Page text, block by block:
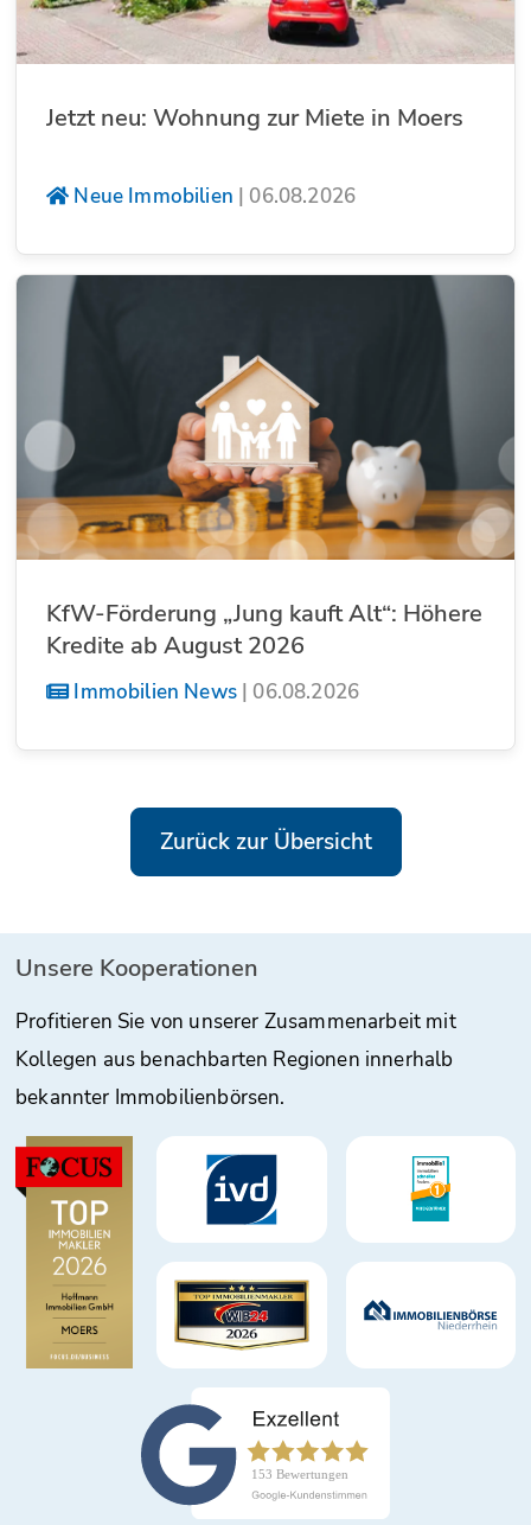
Jetzt neu: Wohnung zur Miete in Moers
Neue Immobilien | 06.08.2026
KfW-Förderung „Jung kauft Alt“: Höhere
Kredite ab August 2026
Immobilien News| 06.08.2026
Zurück zur Übersicht
Unsere Kooperationen
Profitieren Sie von unserer Zusammenarbeit mit
Kollegen aus benachbarten Regionen innerhalb
bekannter Immobilienbörsen.